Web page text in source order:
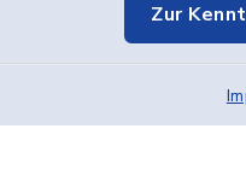
Zur